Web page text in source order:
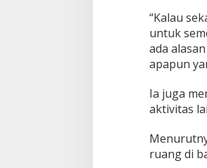
“Kalau
untuk
ada
apapun
Ia juga
aktivitas
ruang di